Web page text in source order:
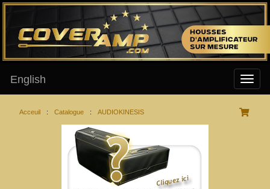
English
Acceuil : Catalogue : AUDIOKINESIS